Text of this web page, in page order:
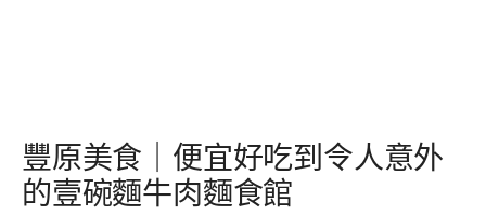
豐原美食｜便宜好吃到令人意外
的壹碗麵牛肉麵食館